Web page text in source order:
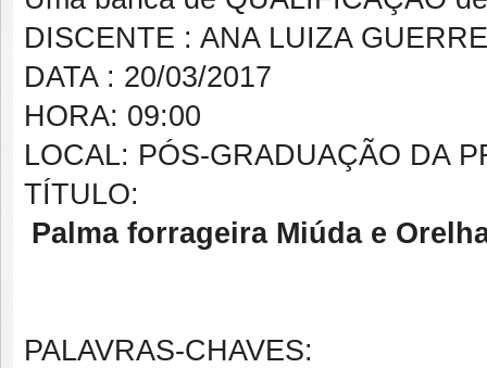
DISCENTE : ANA LUIZA
DATA : 20/03/2017
HORA: 09:00
LOCAL: PÓS-GRADUAÇÃO DA
TÍTULO:
Palma forrageira Miúda e
PALAVRAS-CHAVES: